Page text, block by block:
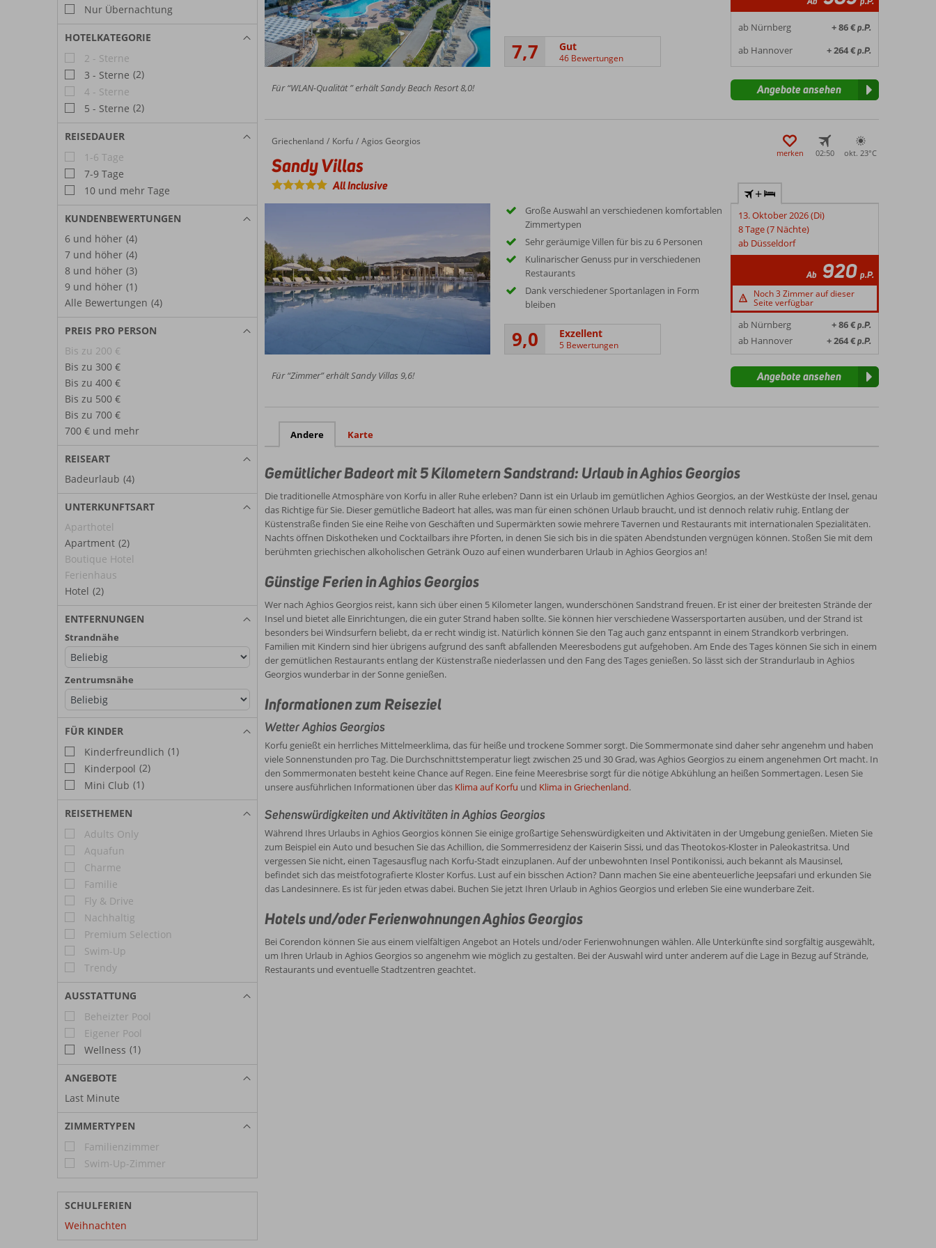
Nur Übernachtung
HOTELKATEGORIE
2 - Sterne
3 - Sterne (2)
4 - Sterne
5 - Sterne (2)
REISEDAUER
1-6 Tage
7-9 Tage
10 und mehr Tage
KUNDENBEWERTUNGEN
6 und höher (4)
7 und höher (4)
8 und höher (3)
9 und höher (1)
Alle Bewertungen (4)
PREIS PRO PERSON
Bis zu 200 €
Bis zu 300 €
Bis zu 400 €
Bis zu 500 €
Bis zu 700 €
700 € und mehr
REISEART
Badeurlaub (4)
UNTERKUNFTSART
Aparthotel
Apartment (2)
Boutique Hotel
Ferienhaus
Hotel (2)
ENTFERNUNGEN
Strandnähe
Zentrumsnähe
FÜR KINDER
Kinderfreundlich (1)
Kinderpool (2)
Mini Club (1)
REISETHEMEN
Adults Only
Aquafun
Charme
Familie
Fly & Drive
Nachhaltig
Premium Selection
Swim-Up
Trendy
AUSSTATTUNG
Beheizter Pool
Eigener Pool
Wellness (1)
ANGEBOTE
Last Minute
ZIMMERTYPEN
Familienzimmer
Swim-Up-Zimmer
SCHULFERIEN
Weihnachten
7,7 Gut
46 Bewertungen
ab Nürnberg + 86 €p.P.
ab Hannover + 264 €p.P.
Für “WLAN-Qualität ” erhält Sandy Beach Resort 8,0! Angebote ansehen
Home
Griechenland Korfu Agios Georgios
Sandy Villas
Sandy Villas
All Inclusive
merken 02:50 okt. 23°C
Große Auswahl an verschiedenen komfortablen
Zimmertypen
Sehr geräumige Villen für bis zu 6 Personen
Kulinarischer Genuss pur in verschiedenen
Restaurants
Dank verschiedener Sportanlagen in Form
bleiben
9,0 Exzellent
5 Bewertungen
+
13. Oktober 2026 (Di)
8 Tage (7 Nächte)
ab Düsseldorf
Ab 920 p.P.
Noch 3 Zimmer auf dieser
Seite verfügbar
ab Nürnberg + 86 €p.P.
ab Hannover + 264 €p.P.
Für “Zimmer” erhält Sandy Villas 9,6! Angebote ansehen
Andere Karte
Gemütlicher Badeort mit 5 Kilometern Sandstrand: Urlaub in Aghios Georgios
Die traditionelle Atmosphäre von Korfu in aller Ruhe erleben? Dann ist ein Urlaub im gemütlichen Aghios Georgios, an der Westküste der Insel, genau
das Richtige für Sie. Dieser gemütliche Badeort hat alles, was man für einen schönen Urlaub braucht, und ist dennoch relativ ruhig. Entlang der
Küstenstraße finden Sie eine Reihe von Geschäften und Supermärkten sowie mehrere Tavernen und Restaurants mit internationalen Spezialitäten.
Nachts öffnen Diskotheken und Cocktailbars ihre Pforten, in denen Sie sich bis in die späten Abendstunden vergnügen können. Stoßen Sie mit dem
berühmten griechischen alkoholischen Getränk Ouzo auf einen wunderbaren Urlaub in Aghios Georgios an!
Günstige Ferien in Aghios Georgios
Wer nach Aghios Georgios reist, kann sich über einen 5 Kilometer langen, wunderschönen Sandstrand freuen. Er ist einer der breitesten Strände der
Insel und bietet alle Einrichtungen, die ein guter Strand haben sollte. Sie können hier verschiedene Wassersportarten ausüben, und der Strand ist
besonders bei Windsurfern beliebt, da er recht windig ist. Natürlich können Sie den Tag auch ganz entspannt in einem Strandkorb verbringen.
Familien mit Kindern sind hier übrigens aufgrund des sanft abfallenden Meeresbodens gut aufgehoben. Am Ende des Tages können Sie sich in einem
der gemütlichen Restaurants entlang der Küstenstraße niederlassen und den Fang des Tages genießen. So lässt sich der Strandurlaub in Aghios
Georgios wunderbar in der Sonne genießen.
Informationen zum Reiseziel
Wetter Aghios Georgios
Korfu genießt ein herrliches Mittelmeerklima, das für heiße und trockene Sommer sorgt. Die Sommermonate sind daher sehr angenehm und haben
viele Sonnenstunden pro Tag. Die Durchschnittstemperatur liegt zwischen 25 und 30 Grad, was Aghios Georgios zu einem angenehmen Ort macht. In
den Sommermonaten besteht keine Chance auf Regen. Eine feine Meeresbrise sorgt für die nötige Abkühlung an heißen Sommertagen. Lesen Sie
unsere ausführlichen Informationen über das Klima auf Korfu und Klima in Griechenland.
Sehenswürdigkeiten und Aktivitäten in Aghios Georgios
Während Ihres Urlaubs in Aghios Georgios können Sie einige großartige Sehenswürdigkeiten und Aktivitäten in der Umgebung genießen. Mieten Sie
zum Beispiel ein Auto und besuchen Sie das Achillion, die Sommerresidenz der Kaiserin Sissi, und das Theotokos-Kloster in Paleokastritsa. Und
vergessen Sie nicht, einen Tagesausflug nach Korfu-Stadt einzuplanen. Auf der unbewohnten Insel Pontikonissi, auch bekannt als Mausinsel,
befindet sich das meistfotografierte Kloster Korfus. Lust auf ein bisschen Action? Dann machen Sie eine abenteuerliche Jeepsafari und erkunden Sie
das Landesinnere. Es ist für jeden etwas dabei. Buchen Sie jetzt Ihren Urlaub in Aghios Georgios und erleben Sie eine wunderbare Zeit.
Hotels und/oder Ferienwohnungen Aghios Georgios
Bei Corendon können Sie aus einem vielfältigen Angebot an Hotels und/oder Ferienwohnungen wählen. Alle Unterkünfte sind sorgfältig ausgewählt,
um Ihren Urlaub in Aghios Georgios so angenehm wie möglich zu gestalten. Bei der Auswahl wird unter anderem auf die Lage in Bezug auf Strände,
Restaurants und eventuelle Stadtzentren geachtet.